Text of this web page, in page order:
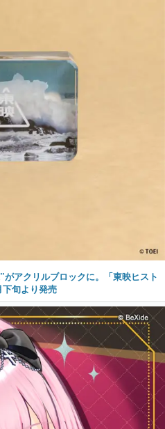
がアクリルブロックに。「東映ヒスト
下旬より発売